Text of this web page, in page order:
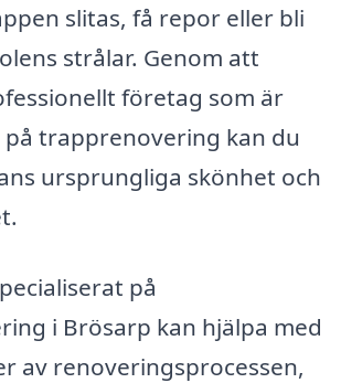
slitas, få repor eller bli
strålar. Genom att
företag som är
på trapprenovering kan du
ursprungliga skönhet och
på
i Brösarp kan hjälpa med
av renoveringsprocessen,